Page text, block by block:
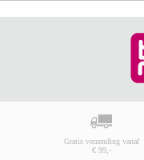
Gratis verzending vanaf
€ 99,-